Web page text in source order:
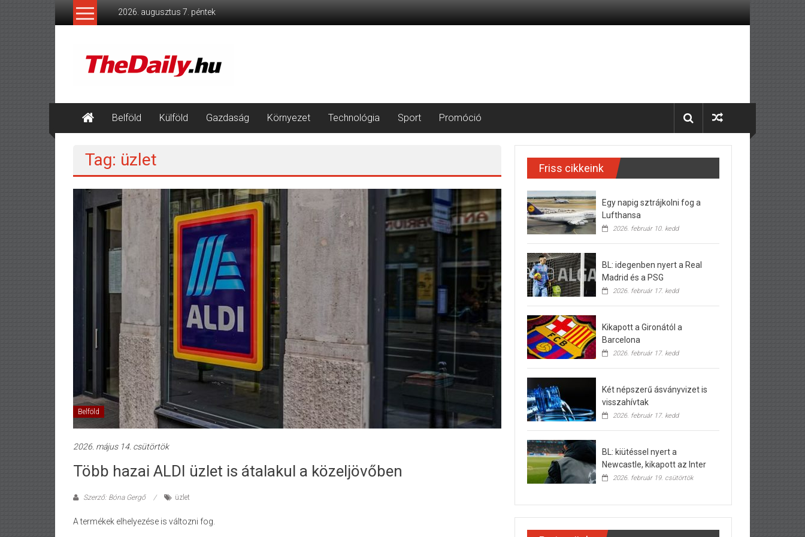
2026. augusztus 7. péntek
érthetően.Belföld Külföld Gazdaság Környezet Technológia Sport Promóció
Tag: üzlet
Belföld
2026. május 14. csütörtök
Több hazai ALDI üzlet is átalakul a közeljövőben
Szerző: Bóna Gergő üzlet
A termékek elhelyezése is változni fog.
Friss cikkeink
Egy napig sztrájkolni fog a
Lufthansa
2026. február 10. kedd
BL: idegenben nyert a Real
Madrid és a PSG
2026. február 17. kedd
Kikapott a Gironától a
Barcelona
2026. február 17. kedd
Két népszerű ásványvizet is
visszahívtak
2026. február 17. kedd
BL: kiütéssel nyert a
Newcastle, kikapott az Inter
2026. február 19. csütörtök